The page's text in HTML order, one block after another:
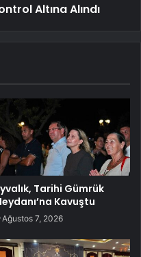
Altına Alındı
Tarihi Gümrük
Kavuştu
Ağustos 7, 2026